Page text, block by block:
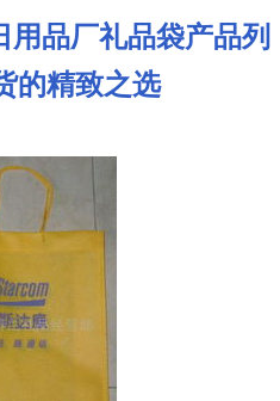
品厂礼品袋产品列
的精致之选